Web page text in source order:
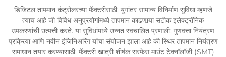
डिजिटल तापमान कंट्रोलरच्या फॅक्टरीसाठी, युगांतर सामान्य विनिर्माण सुविधा म्हणजे
त्याच आहे जी विविध अनुप्रयोगांमध्ये तापमान काढणार्‍या सटीक इलेक्ट्रॉनिक
उपकरणांची उत्पत्ती करते. या सुविधांमध्ये उन्नत स्वचालित प्रणाली, गुणवत्ता नियंत्रण
प्रक्रिया आणि नवीन इंजिनिअरिंग यांचा संयोजन झाला आहे की स्थिर तापमान नियंत्रण
समाधान तयार करण्यासाठी. फॅक्टरी खात्री शीर्षक सरफेस माउंट टेक्नॉलॉजी (SMT)